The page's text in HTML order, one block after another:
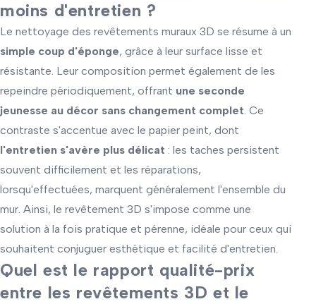
moins d'entretien ?
Le nettoyage des revêtements muraux 3D se résume à un
simple coup d'éponge, grâce à leur surface lisse et
résistante. Leur composition permet également de les
repeindre périodiquement, offrant une seconde
jeunesse au décor sans changement complet. Ce
contraste s'accentue avec le papier peint, dont
l'entretien s'avère plus délicat : les taches persistent
souvent difficilement et les réparations,
lorsqu'effectuées, marquent généralement l'ensemble du
mur. Ainsi, le revêtement 3D s'impose comme une
solution à la fois pratique et pérenne, idéale pour ceux qui
souhaitent conjuguer esthétique et facilité d'entretien.
Quel est le rapport qualité-prix
entre les revêtements 3D et le